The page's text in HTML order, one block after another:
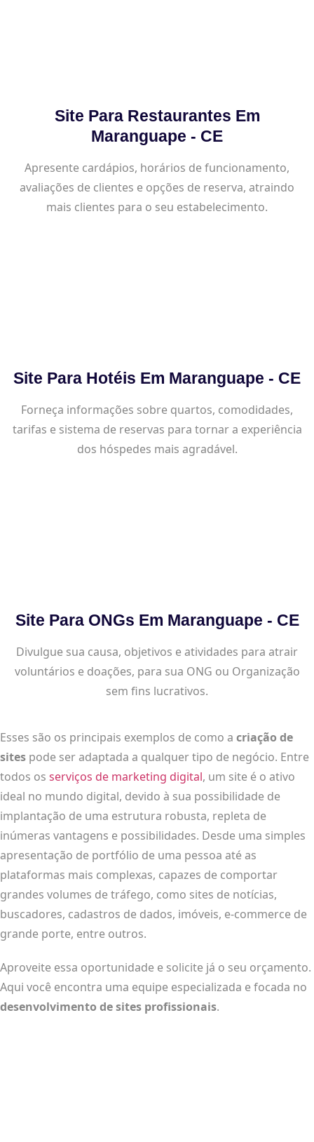
Site Para Restaurantes Em
Maranguape - CE
Apresente cardápios, horários de funcionamento,
avaliações de clientes e opções de reserva, atraindo
mais clientes para o seu estabelecimento.
Site Para Hotéis Em Maranguape - CE
Forneça informações sobre quartos, comodidades,
tarifas e sistema de reservas para tornar a experiência
dos hóspedes mais agradável.
Site Para ONGs Em Maranguape - CE
Divulgue sua causa, objetivos e atividades para atrair
voluntários e doações, para sua ONG ou Organização
sem fins lucrativos.
Esses são os principais exemplos de como a criação de
sites pode ser adaptada a qualquer tipo de negócio. Entre
todos os serviços de marketing digital, um site é o ativo
ideal no mundo digital, devido à sua possibilidade de
implantação de uma estrutura robusta, repleta de
inúmeras vantagens e possibilidades. Desde uma simples
apresentação de portfólio de uma pessoa até as
plataformas mais complexas, capazes de comportar
grandes volumes de tráfego, como sites de notícias,
buscadores, cadastros de dados, imóveis, e-commerce de
grande porte, entre outros.
Aproveite essa oportunidade e solicite já o seu orçamento.
Aqui você encontra uma equipe especializada e focada no
desenvolvimento de sites profissionais.